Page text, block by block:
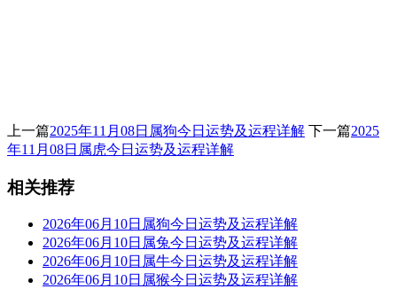
上一篇2025年11月08日属狗今日运势及运程详解 下一篇2025
年11月08日属虎今日运势及运程详解
相关推荐
2026年06月10日属狗今日运势及运程详解
2026年06月10日属兔今日运势及运程详解
2026年06月10日属牛今日运势及运程详解
2026年06月10日属猴今日运势及运程详解